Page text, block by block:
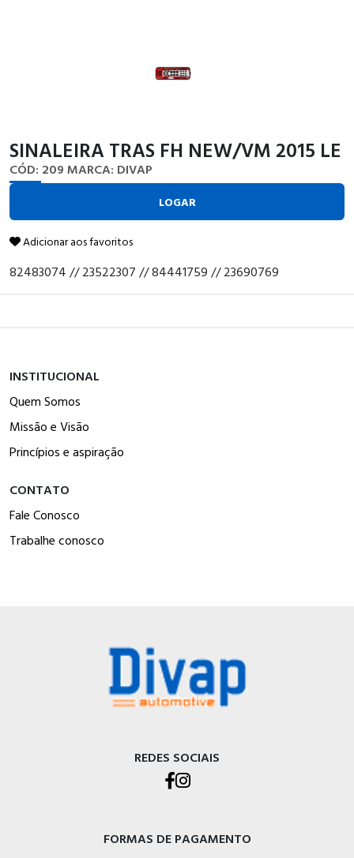
SINALEIRA TRAS FH NEW/VM 2015 LE
CÓD: 209 MARCA: DIVAP
LOGAR
Adicionar aos favoritos
82483074 // 23522307 // 84441759 // 23690769
INSTITUCIONAL
Quem Somos
Missão e Visão
Princípios e aspiração
CONTATO
Fale Conosco
Trabalhe conosco
REDES SOCIAIS
FORMAS DE PAGAMENTO